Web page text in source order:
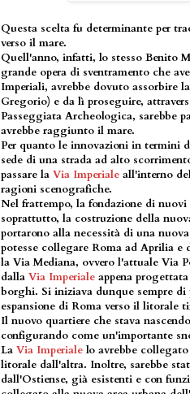
Questa scelta fu determinante per
verso il mare.
Quell'anno, infatti, lo stesso Benito
grande opera di sventramento che
Imperiali, avrebbe dovuto assorbire
Gregorio) e da lì proseguire,
Passeggiata Archeologica, sarebbe
avrebbe raggiunto il mare.
Per quanto le innovazioni in termini
sede di una strada ad alto
passare la Via Imperiale all'interno
ragioni scenografiche.
Nel frattempo, la fondazione di
soprattutto, la costruzione della
portarono alla necessità di una
potesse collegare Roma ad Aprilia
la Via Mediana, ovvero l'attuale Via
dalla Via Imperiale appena
borghi. Si iniziava dunque sempre
espansione di Roma verso il litorale
Il nuovo quartiere che stava
configurando come un'importante
La Via Imperiale lo avrebbe
litorale dall'altra. Inoltre, sarebbe
dall'Ostiense, già esistenti e con